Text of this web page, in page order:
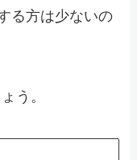
る方は少ないの
う。